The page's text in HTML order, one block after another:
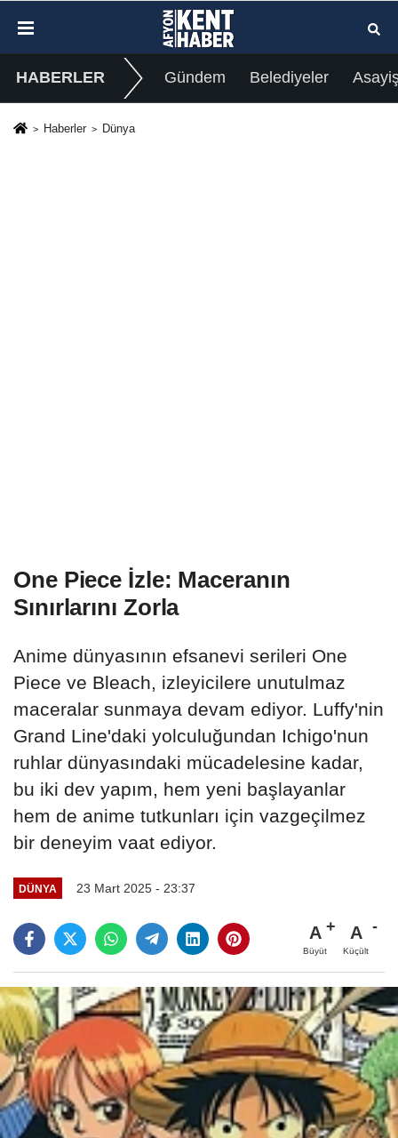
HABERLER Gündem Belediyeler
Haberler Dünya
One Piece İzle: Maceranın
Sınırlarını Zorla
Anime dünyasının efsanevi serileri One
Piece ve Bleach, izleyicilere unutulmaz
maceralar sunmaya devam ediyor. Luffy'nin
Grand Line'daki yolculuğundan Ichigo'nun
ruhlar dünyasındaki mücadelesine kadar,
bu iki dev yapım, hem yeni başlayanlar
hem de anime tutkunları için vazgeçilmez
bir deneyim vaat ediyor.
DÜNYA 23 Mart 2025 - 23:37
A
Büyüt
A
Küçült